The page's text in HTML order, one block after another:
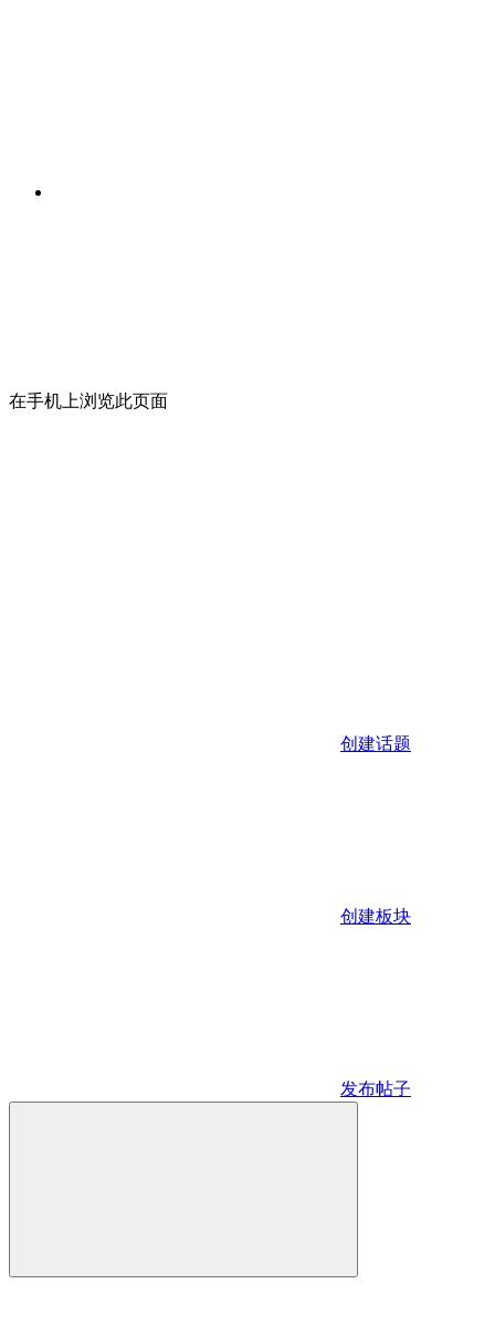
在手机上浏览此页面
创建话题
创建板块
发布帖子